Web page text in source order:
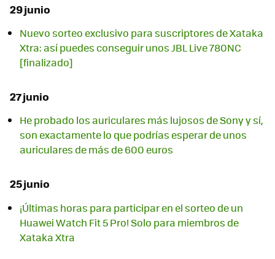
29 junio
Nuevo sorteo exclusivo para suscriptores de Xataka
Xtra: así puedes conseguir unos JBL Live 780NC
[finalizado]
27 junio
He probado los auriculares más lujosos de Sony y sí,
son exactamente lo que podrías esperar de unos
auriculares de más de 600 euros
25 junio
¡Últimas horas para participar en el sorteo de un
Huawei Watch Fit 5 Pro! Solo para miembros de
Xataka Xtra